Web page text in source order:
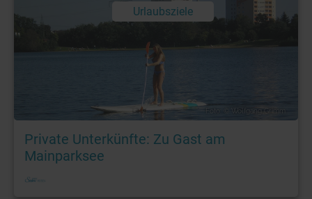
Urlaubsziele
Foto: © Wolfgang Grimm
Private Unterkünfte: Zu Gast am
Mainparksee